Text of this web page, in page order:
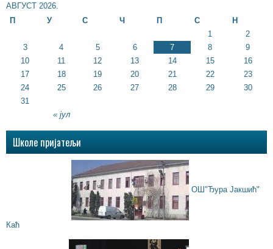
АВГУСТ 2026.
П
У С Ч П С Н
« јул
1
2
3
4 5 6 7 8
9
10
11 12 13 14 15
16
17
18 19 20 21 22
23
24
25 26 27 28 29
30
31
Школе пријатељи
ОШ"Ђура Јакшић"
Каћ